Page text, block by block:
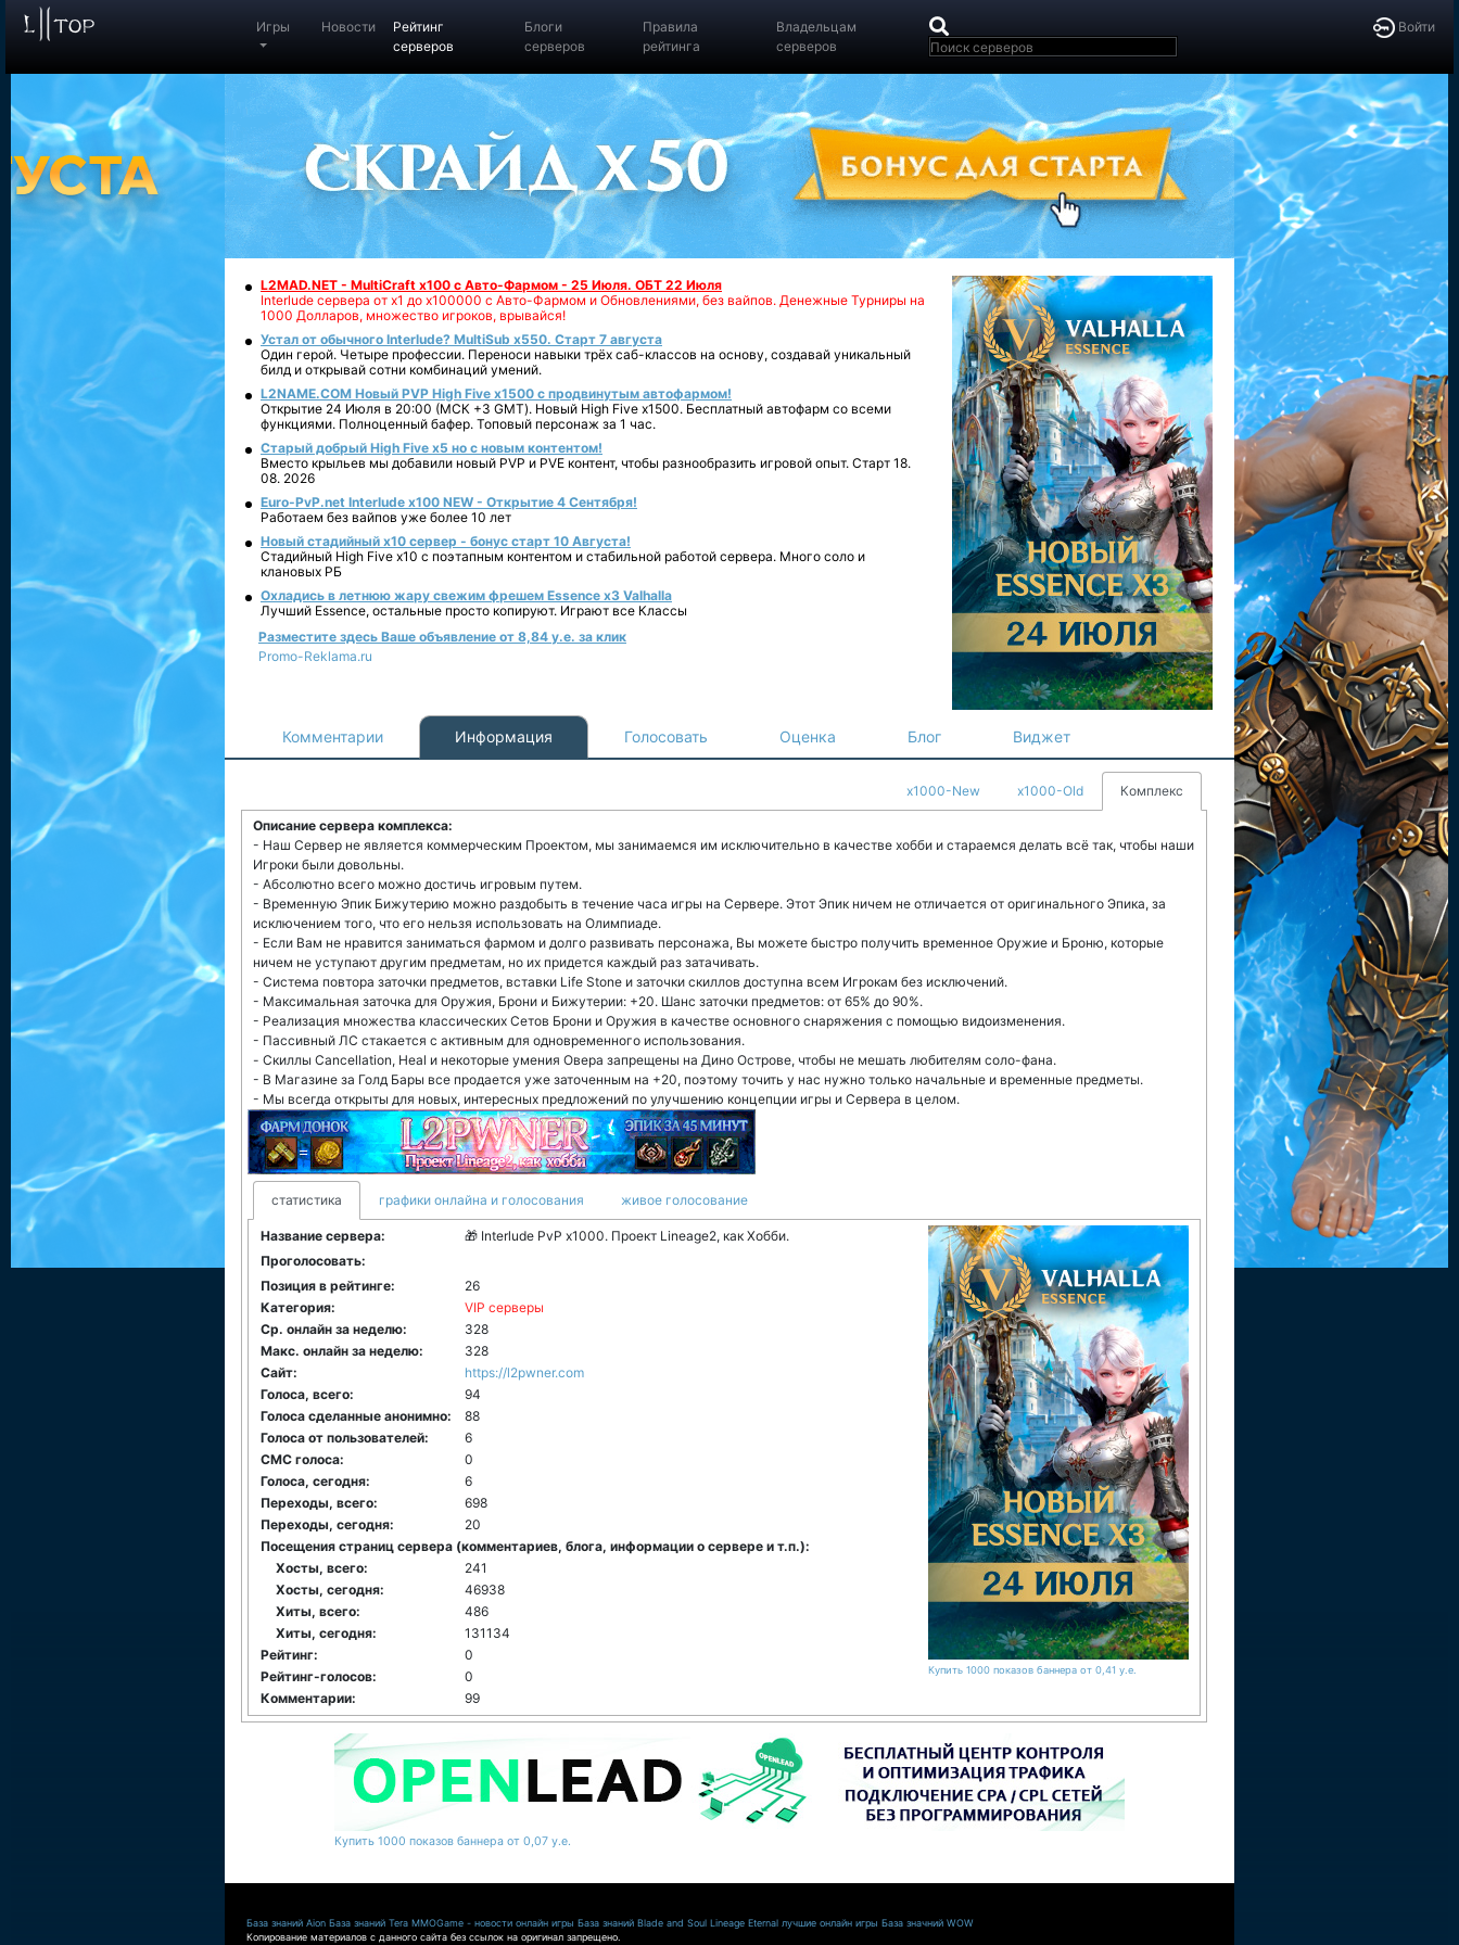
Войти
Игры Новости
Рейтинг
серверов
Блоги
серверов
Правила
рейтинга
Владельцам
серверов
L2MAD.NET - MultiCraft x100 с Авто-Фармом - 25 Июля. ОБТ 22 Июля
Interlude сервера от х1 до х100000 с Авто-Фармом и Обновлениями, без вайпов. Денежные Турниры на
1000 Долларов, множество игроков, врывайся!
Устал от обычного Interlude? MultiSub x550. Старт 7 августа
Один герой. Четыре профессии. Переноси навыки трёх саб-классов на основу, создавай уникальный
билд и открывай сотни комбинаций умений.
L2NAME.COM Новый PVP High Five x1500 с продвинутым автофармом!
Открытие 24 Июля в 20:00 (МСК +3 GMT). Новый High Five x1500. Бесплатный автофарм со всеми
функциями. Полноценный бафер. Топовый персонаж за 1 час.
Старый добрый High Five x5 но с новым контентом!
Вместо крыльев мы добавили новый PVP и PVE контент, чтобы разнообразить игровой опыт. Старт 18.
08. 2026
Euro-PvP.net Interlude х100 NEW - Открытие 4 Сентября!
Работаем без вайпов уже более 10 лет
Новый стадийный х10 сервер - бонус старт 10 Августа!
Стадийный High Five x10 с поэтапным контентом и стабильной работой сервера. Много соло и
клановых РБ
Охладись в летнюю жару свежим фрешем Essence x3 Valhalla
Лучший Essence, остальные просто копируют. Играют все Классы
Разместите здесь Ваше объявление от 8,84 у.е. за клик
Promo-Reklama.ru
Комментарии Информация Голосовать Оценка Блог Виджет
x1000-New x1000-Old Комплекс
Описание сервера комплекса:
- Наш Сервер не является коммерческим Проектом, мы занимаемся им исключительно в качестве хобби и стараемся делать всё так, чтобы наши
Игроки были довольны.
- Абсолютно всего можно достичь игровым путем.
- Временную Эпик Бижутерию можно раздобыть в течение часа игры на Сервере. Этот Эпик ничем не отличается от оригинального Эпика, за
исключением того, что его нельзя использовать на Олимпиаде.
- Если Вам не нравится заниматься фармом и долго развивать персонажа, Вы можете быстро получить временное Оружие и Броню, которые
ничем не уступают другим предметам, но их придется каждый раз затачивать.
- Система повтора заточки предметов, вставки Life Stone и заточки скиллов доступна всем Игрокам без исключений.
- Максимальная заточка для Оружия, Брони и Бижутерии: +20. Шанс заточки предметов: от 65% до 90%.
- Реализация множества классических Сетов Брони и Оружия в качестве основного снаряжения с помощью видоизменения.
- Пассивный ЛС стакается с активным для одновременного использования.
- Cкиллы Cancellation, Heal и некоторые умения Овера запрещены на Дино Острове, чтобы не мешать любителям соло-фана.
- В Магазине за Голд Бары все продается уже заточенным на +20, поэтому точить у нас нужно только начальные и временные предметы.
- Мы всегда открыты для новых, интересных предложений по улучшению концепции игры и Сервера в целом.
статистика графики онлайна и голосования живое голосование
Купить 1000 показов баннера от 0,41 у.е.
Название сервера:
🎁 Interlude PvP x1000. Проект Lineage2, как Хобби.
Проголосовать:
Позиция в рейтинге:
26
Категория:
VIP серверы
Ср. онлайн за неделю:
328
Макс. онлайн за неделю:
328
Сайт:
https://l2pwner.com
Голоса, всего:
94
Голоса сделанные анонимно:
88
Голоса от пользователей:
6
СМС голоса:
0
Голоса, сегодня:
6
Переходы, всего:
698
Переходы, сегодня:
20
Посещения страниц сервера (комментариев, блога, информации о сервере и т.п.):
Хосты, всего:
241
Хосты, сегодня:
46938
Хиты, всего:
486
Хиты, сегодня:
131134
Рейтинг:
0
Рейтинг-голосов:
0
Комментарии:
99
Купить 1000 показов баннера от 0,07 у.е.
База знаний Aion База знаний Tera MMOGame - новости онлайн игры База знаний Blade and Soul Lineage Eternal лучшие онлайн игры База значний WOW
Копирование материалов с данного сайта без ссылок на оригинал запрещено.